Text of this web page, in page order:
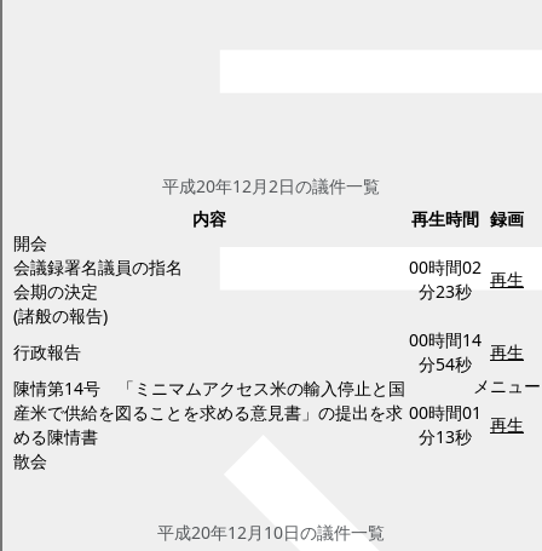
メニュー
平成20年12月2日の議件一覧
内容
再生時間 録画
開会
会議録署名議員の指名
会期の決定
(諸般の報告)
00時間02
分23秒
再生
行政報告
00時間14
分54秒
再生
陳情第14号 「ミニマムアクセス米の輸入停止と国
産米で供給を図ることを求める意見書」の提出を求
める陳情書
散会
00時間01
分13秒
再生
平成20年12月10日の議件一覧